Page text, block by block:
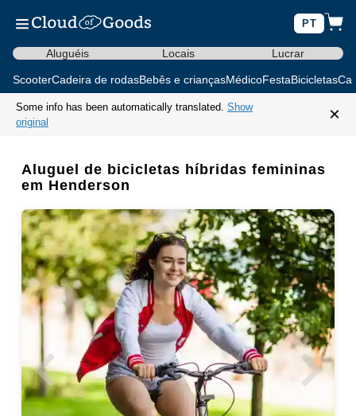
PT
Aluguéis Locais Lucrar
ScooterCadeira de rodasBebês e criançasMédicoFestaBicicletas
Some info has been automatically translated. Show
original
×
Aluguel de bicicletas híbridas femininas
em Henderson